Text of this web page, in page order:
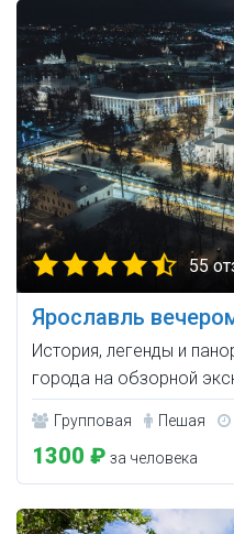
55
Ярославль
История, легенды и
города на обзорной
Групповая Пешая
1300 ₽ за человека